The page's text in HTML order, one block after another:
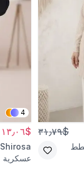
$٣١٫٧٩
4
$١٣٫٠٦
Shirosa
عسكرية